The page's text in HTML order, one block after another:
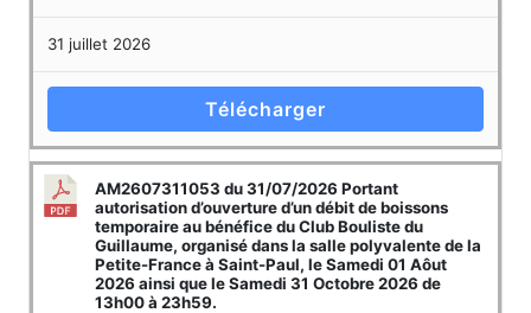
31 juillet 2026
Télécharger
AM2607311053 du 31/07/2026 Portant
autorisation d’ouverture d’un débit de boissons
temporaire au bénéfice du Club Bouliste du
Guillaume, organisé dans la salle polyvalente de la
Petite-France à Saint-Paul, le Samedi 01 Aôut
2026 ainsi que le Samedi 31 Octobre 2026 de
13h00 à 23h59.